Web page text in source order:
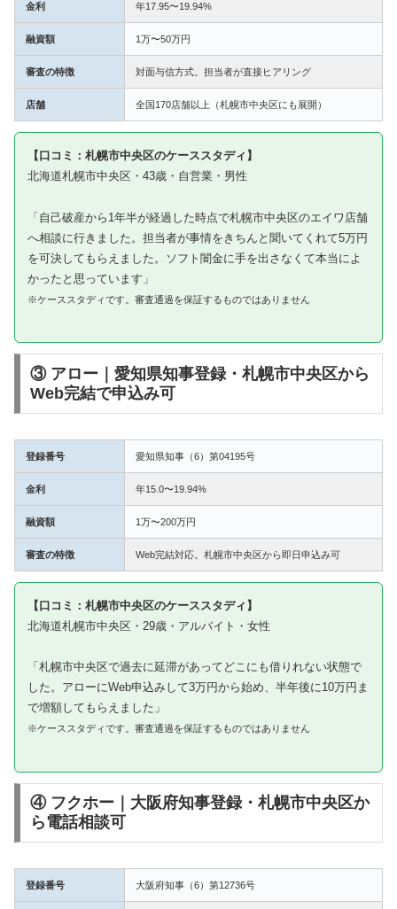
金利 年17.95〜19.94%
融資額 1万〜50万円
審査の特徴 対面与信方式。担当者が直接ヒアリング
店舗 全国170店舗以上（札幌市中央区にも展開）
【口コミ：札幌市中央区のケーススタディ】
北海道札幌市中央区・43歳・自営業・男性
「自己破産から1年半が経過した時点で札幌市中央区のエイワ店舗
へ相談に行きました。担当者が事情をきちんと聞いてくれて5万円
を可決してもらえました。ソフト闇金に手を出さなくて本当によ
かったと思っています」
※ケーススタディです。審査通過を保証するものではありません
③ アロー｜愛知県知事登録・札幌市中央区から
Web完結で申込み可
登録番号 愛知県知事（6）第04195号
金利 年15.0〜19.94%
融資額 1万〜200万円
審査の特徴 Web完結対応。札幌市中央区から即日申込み可
【口コミ：札幌市中央区のケーススタディ】
北海道札幌市中央区・29歳・アルバイト・女性
「札幌市中央区で過去に延滞があってどこにも借りれない状態で
した。アローにWeb申込みして3万円から始め、半年後に10万円ま
で増額してもらえました」
※ケーススタディです。審査通過を保証するものではありません
④ フクホー｜大阪府知事登録・札幌市中央区か
ら電話相談可
登録番号 大阪府知事（6）第12736号